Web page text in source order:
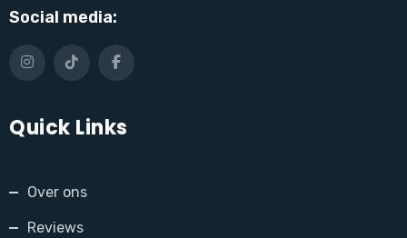
Social media:
Quick Links
Over ons
Reviews